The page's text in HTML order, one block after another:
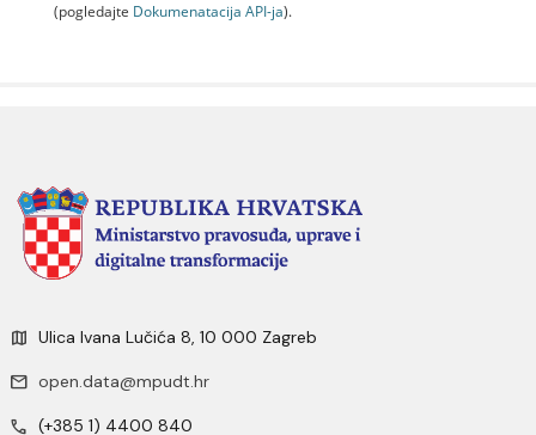
(pogledajte Dokumenаtаcijа API-jа).